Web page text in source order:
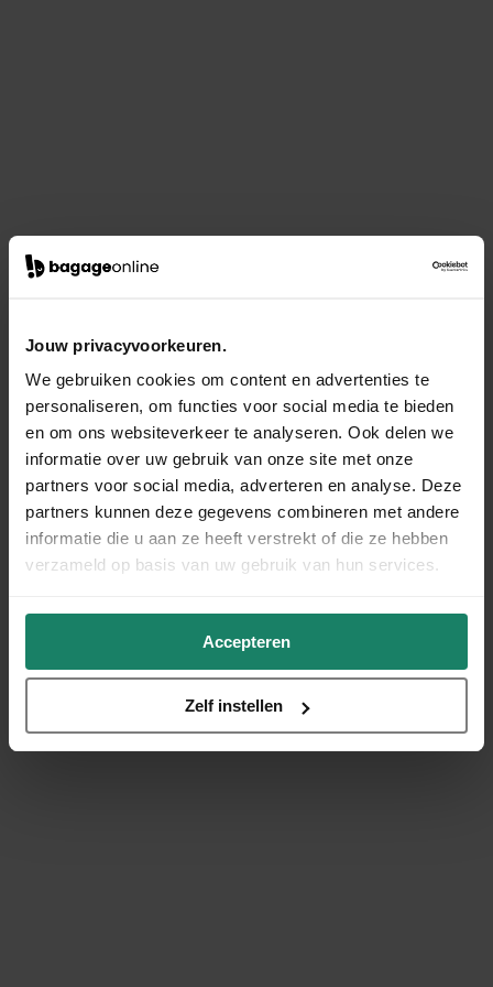
Jouw privacyvoorkeuren.
We gebruiken cookies om content en advertenties te
personaliseren, om functies voor social media te bieden
en om ons websiteverkeer te analyseren. Ook delen we
informatie over uw gebruik van onze site met onze
partners voor social media, adverteren en analyse. Deze
partners kunnen deze gegevens combineren met andere
informatie die u aan ze heeft verstrekt of die ze hebben
verzameld op basis van uw gebruik van hun services.
Accepteren
Zelf instellen